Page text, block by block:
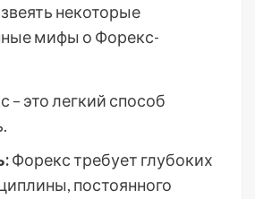
некоторые
мифы о Форекс-
– это легкий способ
Форекс требует глубоких
постоянного